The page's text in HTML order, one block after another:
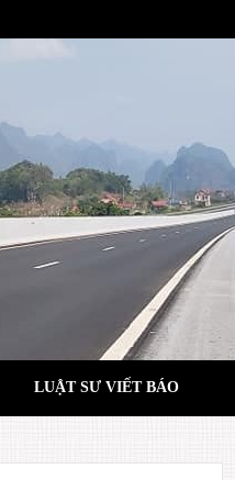
LUẬT SƯ VIẾT BÁO